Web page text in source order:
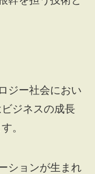
ジー社会におい
ジネスの成長
。
ションが生まれ